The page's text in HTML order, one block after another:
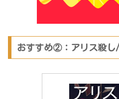
おすすめ②：アリス殺し